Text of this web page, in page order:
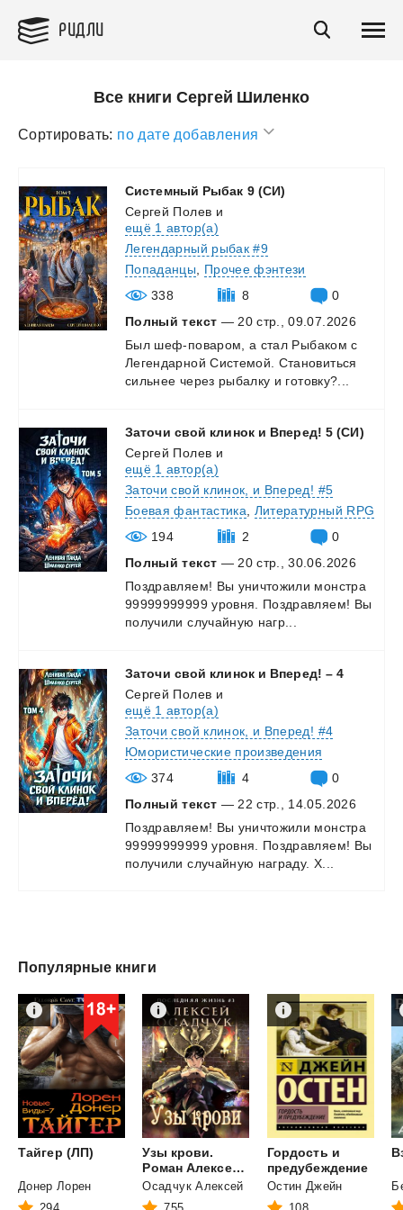
РИДЛИ
Все книги Сергей Шиленко
Сортировать: по дате добавления
Системный Рыбак 9 (СИ)
Сергей Полев и
ещё 1 автор(а)
Легендарный рыбак #9
Попаданцы
Прочее фэнтези
338
8
0
Полный текст — 20 стр., 09.07.2026
Был шеф-поваром, а стал Рыбаком с
Легендарной Системой.
Становиться
сильнее через рыбалку и готовку?...
Заточи свой клинок и Вперед! 5 (СИ)
Сергей Полев и
ещё 1 автор(а)
Заточи свой клинок, и Вперед! #5
Боевая фантастика
Литературный RPG
194
2
0
Полный текст — 20 стр., 30.06.2026
Поздравляем! Вы уничтожили монстра
99999999999 уровня. Поздравляем! Вы
получили случайную нагр...
Заточи свой клинок и Вперед! – 4
Сергей Полев и
ещё 1 автор(а)
Заточи свой клинок, и Вперед! #4
Юмористические произведения
374
4
0
Полный текст — 22 стр., 14.05.2026
Поздравляем! Вы уничтожили монстра
99999999999 уровня. Поздравляем! Вы
получили случайную награду. Х...
Популярные книги
Тайгер (ЛП)
Донер Лорен
294
Узы крови.
Роман Алексея Осадчука
Осадчук Алексей
755
Гордость и
предубеждение
Остин Джейн
108